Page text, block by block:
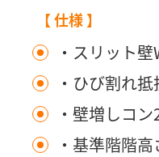
【 仕様 】
・スリット
・ひび割れ
・壁増しコ
・基準階階